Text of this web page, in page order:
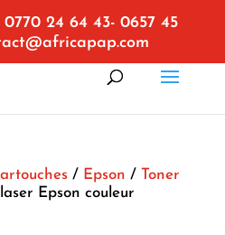
0770 24 64 43- 0657 45
/ Epson / Toner
Epson couleur